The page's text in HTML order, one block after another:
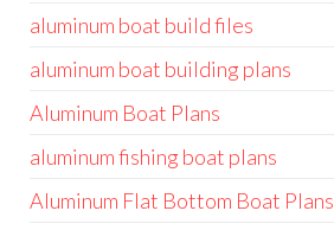
aluminum boat build files
aluminum boat building plans
Aluminum Boat Plans
aluminum fishing boat plans
Aluminum Flat Bottom Boat Plans